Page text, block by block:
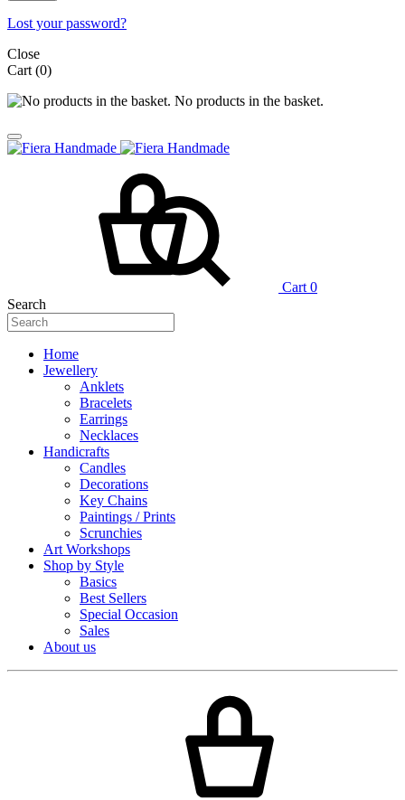
Lost your password?
Close
Cart(0)
No products in the basket.
Cart 0
Search
Home
Jewellery
Anklets
Bracelets
Earrings
Necklaces
Handicrafts
Candles
Decorations
Key Chains
Paintings / Prints
Scrunchies
Art Workshops
Shop by Style
Basics
Best Sellers
Special Occasion
Sales
About us